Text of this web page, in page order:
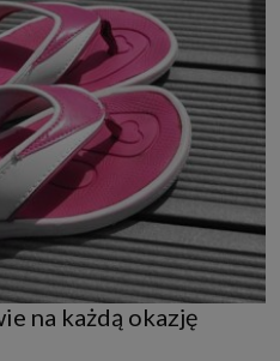
na każdą okazję